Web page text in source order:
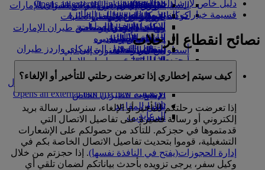
تناول الطعام في الدرجة السياحية
الممتازة
وجبات الدرجة السياحية
المشروبات
أسطول طائراتنا
بوينج 777
طائرة الإمارات A380
A350 طائرة الإمارات
الإمارات للطيران الخاص
توزيع المقاعد
السوق الحرة
متجرنا الرسمي
التسلية للأطفال
الترفيه عن الأطفال
ألعاب الأطفال
أنشطة للأطفال
in a new tab
كوكبنا
الاستدامة في العمليات
السياسة البيئية
التقارير البيئية
مجتمعاتنا المحلية
مؤسسة طيران الإمارات للأعمال
الإنسانيةمؤسسة طيران الإمارات للأعمال
الإنسانية Opens an external link in a new
tab
الرعاية
الرحلات إلى دبي
من الرياض إلى دبي
من جدة إلى دبي
من الدمام إلى دبي
من المدينة المنورة إلى دبي
أحدث الوجهات
هلسنكي
هانغتشو
دا نانغ
شنزان
سييم ريب
Opens an external link in a new tab
شركاؤنا
سكاي واردز رايل
حاسبة الأميال
تسجيل الدخول إلى سكاي واردز طيران
الإمارات
سكاي واردز+
السفر لأصحاب الهمم مع طيران الإمارات
المساعدة الخاصة والطلبات
تجربتكم على متن الطائرة
الأدوات والموارد
الهاتف المتحرك وتطبيق طيران الإمارات
إلغاء حجز أو تغييره
تعطل الرحلات
معلومات عن طيران الإمارات
دليل خاص لإرشادات السفر
قسيمة خيارات المنع من الصعود إلى الطائرة
نصائح انقطاع الرحلات
كيف سيتم إخطاري إذا تعرضت رحلتي للتأخير أو الإلغاء؟
إذا تعرضت رحلتكم للتأخير أو الإلغاء، سنرسل رسالة بريد
إلكتروني أو رسالة قصيرة على تفاصيل الاتصال التي
قدمتموها في حجزكم. للتأكد من حصولكم على الإشعارات
التشغيلية، قوموا بتحديث تفاصيل الاتصال الخاصة بكم في
إدارة الحجوزات(يفتح في النافذة نفسها). إذا حجزتم من خلال
وكيل سفر، يرجى تزويده بأحدث بياناتكم لضمان تلقي أي